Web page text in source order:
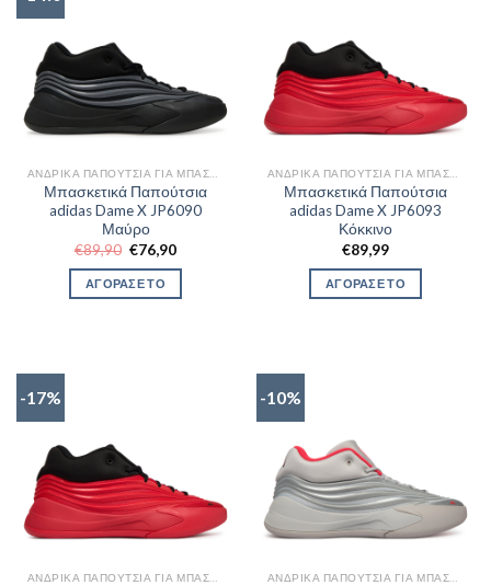
ΑΝΔΡΙΚΆ ΠΑΠΟΎΤΣΙΑ ΓΙΑ ΜΠΆΣΚΕΤ
Μπασκετικά Παπούτσια
adidas Dame X JP6090
Μαύρο
€89,90 Original
price
was:
€89,90.
€76,90Η
τιμή
€76,90.
ΑΓΟΡΑΣΕ ΤΟ
ΑΝΔΡΙΚΆ ΠΑΠΟΎΤΣΙΑ ΓΙΑ ΜΠΆΣΚΕΤ
Μπασκετικά Παπούτσια
adidas Dame X JP6093
Κόκκινο
€89,99
ΑΓΟΡΑΣΕ ΤΟ
-17% -10%